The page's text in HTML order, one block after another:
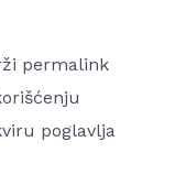
permalink
poglavlja